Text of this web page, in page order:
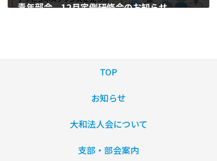
青年部会 12月定例研修会のお知らせ
TOP
お知らせ
大和法人会について
支部・部会案内